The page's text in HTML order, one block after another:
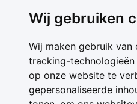
Wij gebruiken
Wij maken gebruik van
tracking-
op onze website te
gepersonaliseerde
Contact